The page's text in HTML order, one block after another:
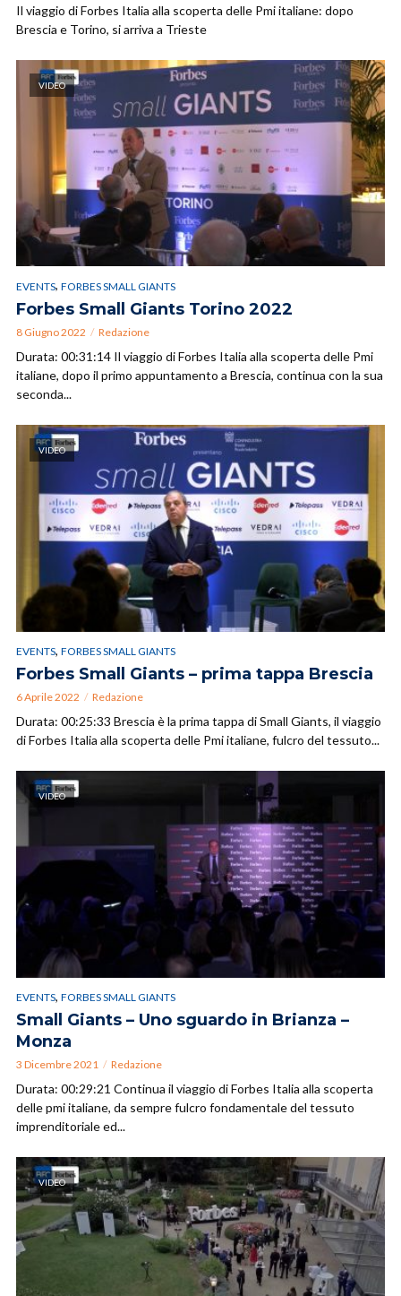
Il viaggio di Forbes Italia alla scoperta delle Pmi italiane: dopo
Brescia e Torino, si arriva a Trieste
VIDEO
EVENTS, FORBES SMALL GIANTS
Forbes Small Giants Torino 2022
8 Giugno 2022 Redazione
Durata: 00:31:14 Il viaggio di Forbes Italia alla scoperta delle Pmi
italiane, dopo il primo appuntamento a Brescia, continua con la sua
seconda...
VIDEO
EVENTS, FORBES SMALL GIANTS
Forbes Small Giants – prima tappa Brescia
6 Aprile 2022 Redazione
Durata: 00:25:33 Brescia è la prima tappa di Small Giants, il viaggio
di Forbes Italia alla scoperta delle Pmi italiane, fulcro del tessuto...
VIDEO
EVENTS, FORBES SMALL GIANTS
Small Giants – Uno sguardo in Brianza –
Monza
3 Dicembre 2021 Redazione
Durata: 00:29:21 Continua il viaggio di Forbes Italia alla scoperta
delle pmi italiane, da sempre fulcro fondamentale del tessuto
imprenditoriale ed...
VIDEO